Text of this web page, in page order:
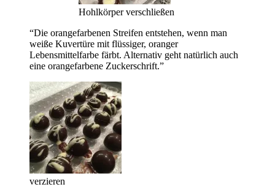
Hohlkörper verschließen
“Die orangefarbenen Streifen entstehen, wenn man
weiße Kuvertüre mit flüssiger, oranger
Lebensmittelfarbe färbt. Alternativ geht natürlich auch
eine orangefarbene Zuckerschrift.”
verzieren